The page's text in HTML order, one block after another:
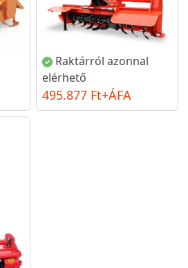
Raktárról azonnal
elérhető
495.877 Ft+ÁFA